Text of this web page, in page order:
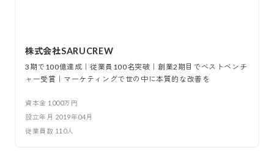
株式会社SARUCREW
3期で100億達成｜従業員100名突破｜創業2期目でベストベンチ
ャー受賞｜マーケティングで世の中に本質的な改善を
資本金 1000万円
設立年月 2019年04月
従業員数 110人